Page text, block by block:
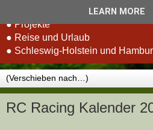
● Projekte
● Reise und Urlaub
● Schleswig-Holstein und
RC Racing Kalender
LEARN MORE